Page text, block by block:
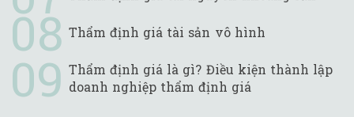
Thẩm định giá tài sản vô hình
Thẩm định giá là gì? Điều kiện thành lập
doanh nghiệp thẩm định giá